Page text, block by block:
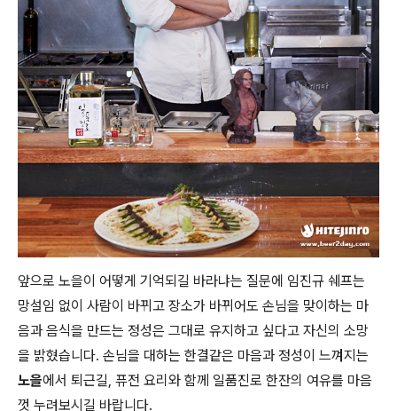
앞으로 노을이 어떻게 기억되길 바라냐는 질문에 임진규 쉐프는
망설임 없이 사람이 바뀌고 장소가 바뀌어도 손님을 맞이하는 마
음과 음식을 만드는 정성은 그대로 유지하고 싶다고 자신의 소망
을 밝혔습니다. 손님을 대하는 한결같은 마음과 정성이 느껴지는
노을에서 퇴근길, 퓨전 요리와 함께 일품진로 한잔의 여유를 마음
껏 누려보시길 바랍니다.